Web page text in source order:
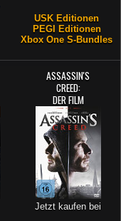
USK Editionen
PEGI Editionen
Xbox One S-Bundles
ASSASSIN'S
CREED:
DER FILM
Jetzt kaufen bei